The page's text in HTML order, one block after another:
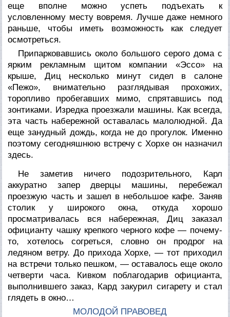
еще вполне можно успеть подъехать к
условленному месту вовремя. Лучше даже немного
раньше, чтобы иметь возможность как следует
осмотреться.
Припарковавшись около большого серого дома с
ярким рекламным щитом компании «Эссо» на
крыше, Диц несколько минут сидел в салоне
«Пежо», внимательно разглядывая прохожих,
торопливо пробегавших мимо, спрятавшись под
зонтиками. Изредка проезжали машины. Как всегда,
эта часть набережной оставалась малолюдной. Да
еще занудный дождь, когда не до прогулок. Именно
поэтому сегодняшнюю встречу с Хорхе он назначил
здесь.
Не заметив ничего подозрительного, Карл
аккуратно запер дверцы машины, перебежал
проезжую часть и зашел в небольшое кафе. Заняв
столик у широкого окна, откуда хорошо
просматривалась вся набережная, Диц заказал
официанту чашку крепкого черного кофе — почему-
то, хотелось согреться, словно он продрог на
ледяном ветру. До прихода Хорхе, — тот приходил
на встречи только пешком, — оставалось еще около
четверти часа. Кивком поблагодарив официанта,
выполнившего заказ, Кард закурил сигарету и стал
глядеть в окно…
МОЛОДОЙ ПРАВОВЕД